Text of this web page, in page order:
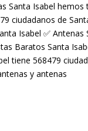
Santa Isabel
ciudadanos de
Isabel ✅
Baratos Santa
tiene 568479
y antenas